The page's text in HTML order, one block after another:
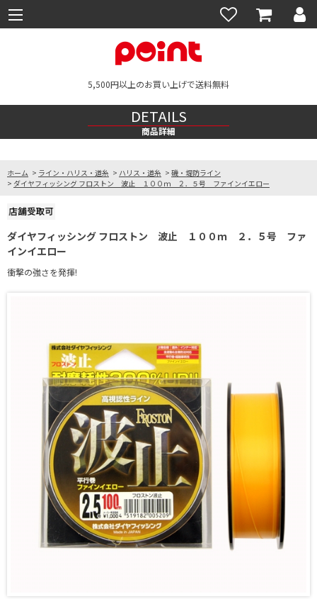
5,500円以上のお買い上げで送料無料
DETAILS
商品詳細
ホーム > ライン・ハリス・道糸 > ハリス・道糸 > 磯・堤防ライン
> ダイヤフィッシング フロストン 波止 １００ｍ ２．５号 ファインイエロー
ダイヤフィッシング フロストン 波止 １００ｍ ２．５号 ファ
インイエロー
衝撃の強さを発揮!